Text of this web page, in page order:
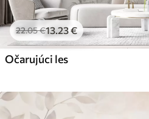
Štandard
45.0027.00
Prémiový vinyl
22.05€13.23€
Očarujúci les